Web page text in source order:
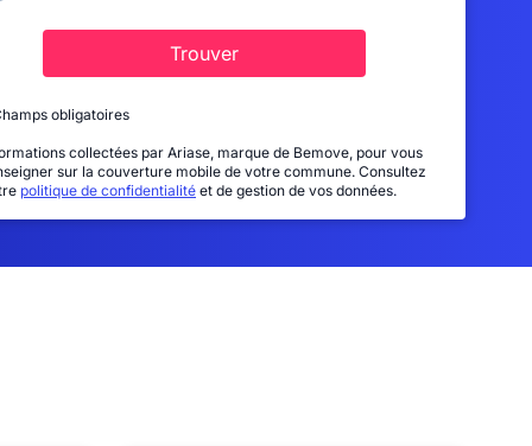
Trouver
obligatoires
collectées par Ariase, marque de Bemove, pour vous
sur la couverture mobile de votre commune. Consultez
politique de confidentialité et de gestion de vos données.